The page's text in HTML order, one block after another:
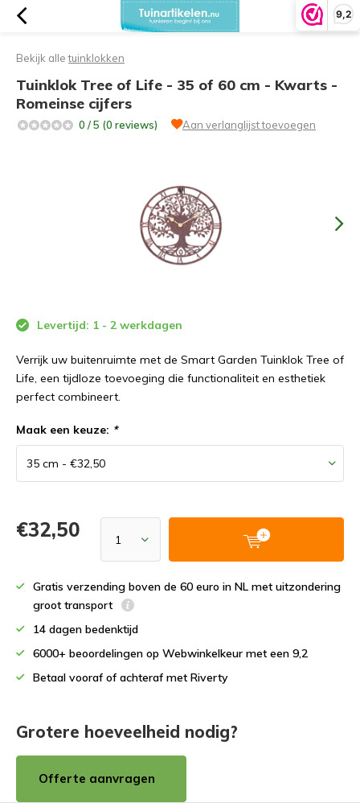
9,2
Bekijk alletuinklokken
Tuinklok Tree of Life - 35 of 60 cm - Kwarts -
Romeinse cijfers
0 / 5 (0 reviews) Aan verlanglijst toevoegen
Levertijd: 1 - 2 werkdagen
Verrijk uw buitenruimte met de Smart Garden Tuinklok Tree of
Life, een tijdloze toevoeging die functionaliteit en esthetiek
perfect combineert.
Maak een keuze: *
€32,50
Gratis verzending boven de 60 euro in NL met uitzondering
groot transport
14 dagen bedenktijd
6000+ beoordelingen op Webwinkelkeur met een 9,2
Betaal vooraf of achteraf met Riverty
Grotere hoeveelheid nodig?
Offerte aanvragen